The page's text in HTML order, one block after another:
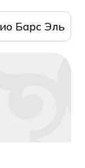
Барс Эль